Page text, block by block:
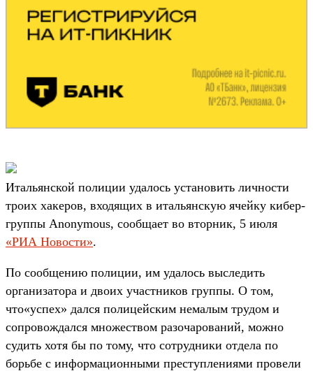
Итальянской полиции удалось установить личности
троих хакеров, входящих в итальянскую ячейку кибер-
группы Anonymous, сообщает во вторник, 5 июля
«РИА Новости».
По сообщению полиции, им удалось выследить
организатора и двоих участников группы. О том,
что«успех» дался полицейским немалым трудом и
сопровождался множеством разочарований, можно
судить хотя бы по тому, что сотрудники отдела по
борьбе с информационными преступлениями провели